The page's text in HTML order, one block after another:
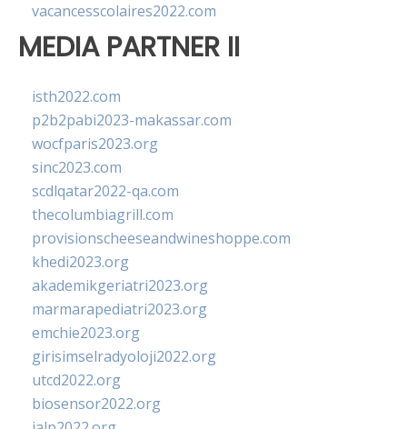
vacancesscolaires2022.com
MEDIA PARTNER II
isth2022.com
p2b2pabi2023-makassar.com
wocfparis2023.org
sinc2023.com
scdlqatar2022-qa.com
thecolumbiagrill.com
provisionscheeseandwineshoppe.com
khedi2023.org
akademikgeriatri2023.org
marmarapediatri2023.org
emchie2023.org
girisimselradyoloji2022.org
utcd2022.org
biosensor2022.org